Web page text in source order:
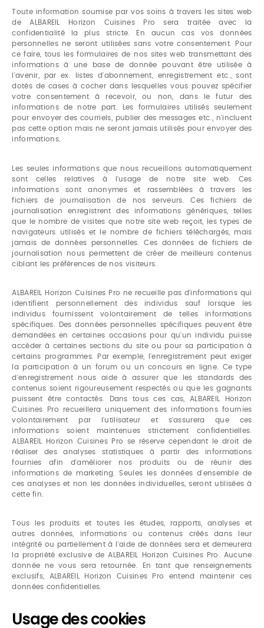
Toute information soumise par vos soins à travers les sites web
de ALBAREIL Horizon Cuisines Pro sera traitée avec la
confidentialité la plus stricte. En aucun cas vos données
personnelles ne seront utilisées sans votre consentement. Pour
ce faire, tous les formulaires de nos sites web transmettant des
informations à une base de donnée pouvant être utilisée à
l'avenir, par ex. listes d'abonnement, enregistrement etc., sont
dotés de cases à cocher dans lesquelles vous pouvez spécifier
votre consentement à recevoir, ou non, dans le futur des
informations de notre part. Les formulaires utilisés seulement
pour envoyer des courriels, publier des messages etc., n'incluent
pas cette option mais ne seront jamais utilisés pour envoyer des
informations.
Les seules informations que nous recueillons automatiquement
sont celles relatives à l'usage de notre site web. Ces
informations sont anonymes et rassemblées à travers les
fichiers de journalisation de nos serveurs. Ces fichiers de
journalisation enregistrent des informations génériques, telles
que le nombre de visites que notre site web reçoit, les types de
navigateurs utilisés et le nombre de fichiers téléchargés, mais
jamais de données personnelles. Ces données de fichiers de
journalisation nous permettent de créer de meilleurs contenus
ciblant les préférences de nos visiteurs.
ALBAREIL Horizon Cuisines Pro ne recueille pas d'informations qui
identifient personnellement des individus sauf lorsque les
individus fournissent volontairement de telles informations
spécifiques. Des données personnelles spécifiques peuvent être
demandées en certaines occasions pour qu'un individu puisse
accéder à certaines sections du site ou pour sa participation à
certains programmes. Par exemple, l'enregistrement peut exiger
la participation à un forum ou un concours en ligne. Ce type
d'enregistrement nous aide à assurer que les standards des
contenus soient rigoureusement respectés ou que les gagnants
puissent être contactés. Dans tous ces cas, ALBAREIL Horizon
Cuisines Pro recueillera uniquement des informations fournies
volontairement par l'utilisateur et s'assurera que ces
informations soient maintenues strictement confidentielles.
ALBAREIL Horizon Cuisines Pro se réserve cependant le droit de
réaliser des analyses statistiques à partir des informations
fournies afin d'améliorer nos produits ou de réunir des
informations de marketing. Seules les données d'ensemble de
ces analyses et non les données individuelles, seront utilisées à
cette fin.
Tous les produits et toutes les études, rapports, analyses et
autres données, informations ou contenus créés dans leur
intégrité ou partiellement à l'aide de données sera et demeurera
la propriété exclusive de ALBAREIL Horizon Cuisines Pro. Aucune
donnée ne vous sera retournée. En tant que renseignements
exclusifs, ALBAREIL Horizon Cuisines Pro entend maintenir ces
données confidentielles.
Usage des cookies